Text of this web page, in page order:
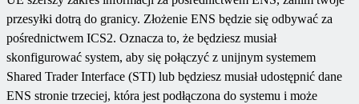
przesyłki dotrą do granicy. Złożenie ENS będzie się odbywać za
pośrednictwem ICS2. Oznacza to, że będziesz musiał
skonfigurować system, aby się połączyć z unijnym systemem
Shared Trader Interface (STI) lub będziesz musiał udostępnić dane
ENS stronie trzeciej, która jest podłączona do systemu i może